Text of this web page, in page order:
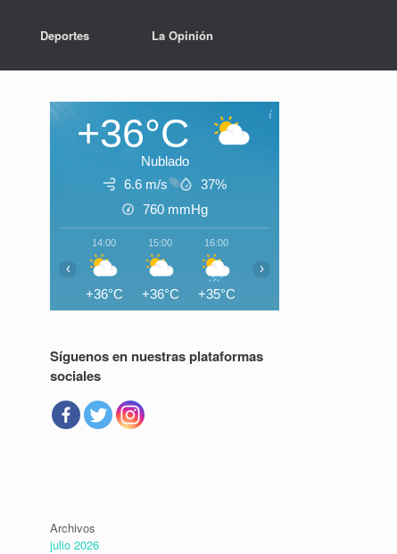
Deportes La Opinión
+36°C
Nublado
6.6 m/s
37%
760 mmHg
14:00
+36°C
15:00
+36°C
16:00
+35°C
‹ ›
Síguenos en nuestras plataformas
sociales
Archivos
julio 2026